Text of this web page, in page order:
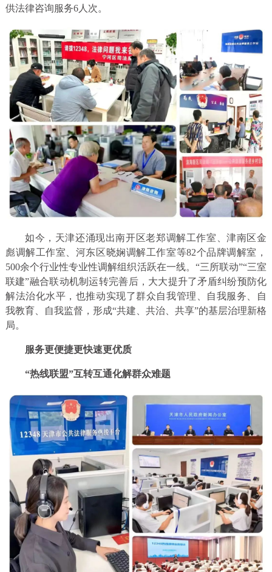
供法律咨询服务6人次。
如今，天津还涌现出南开区老郑调解工作室、津南区金
彪调解工作室、河东区晓娴调解工作室等82个品牌调解室，
500余个行业性专业性调解组织活跃在一线。“三所联动”“三室
联建”融合联动机制运转完善后，大大提升了矛盾纠纷预防化
解法治化水平，也推动实现了群众自我管理、自我服务、自
我教育、自我监督，形成“共建、共治、共享”的基层治理新格
局。
服务更便捷更快速更优质
“热线联盟”互转互通化解群众难题